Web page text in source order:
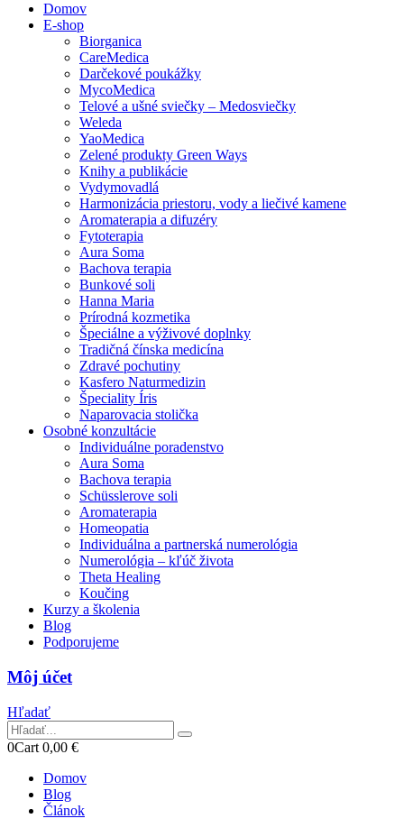
Domov
E-shop
Biorganica
CareMedica
Darčekové poukážky
MycoMedica
Telové a ušné sviečky – Medosviečky
Weleda
YaoMedica
Zelené produkty Green Ways
Knihy a publikácie
Vydymovadlá
Harmonizácia priestoru, vody a liečivé kamene
Aromaterapia a difuzéry
Fytoterapia
Aura Soma
Bachova terapia
Bunkové soli
Hanna Maria
Prírodná kozmetika
Špeciálne a výživové doplnky
Tradičná čínska medicína
Zdravé pochutiny
Kasfero Naturmedizin
Špeciality Íris
Naparovacia stolička
Osobné konzultácie
Individuálne poradenstvo
Aura Soma
Bachova terapia
Schüsslerove soli
Aromaterapia
Homeopatia
Individuálna a partnerská numerológia
Numerológia – kľúč života
Theta Healing
Koučing
Kurzy a školenia
Blog
Podporujeme
Môj účet
Hľadať
0Cart 0,00 €
Domov
Blog
Článok